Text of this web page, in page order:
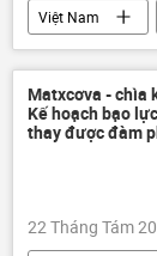
Việt Nam
thông tin
đầu tư
nhà máy lọc dầu
Matxcơva - chìa
Kế hoạch bạo
thay được đàm
22 Tháng Tám